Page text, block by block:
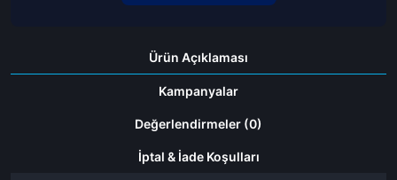
Ürün Açıklaması
Kampanyalar
Değerlendirmeler (0)
İptal & İade Koşulları